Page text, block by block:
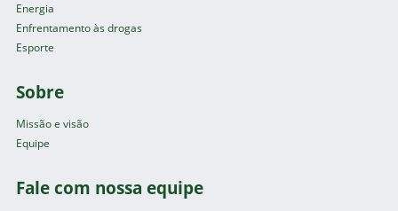
Energia
Enfrentamento às drogas
Esporte
Sobre
Missão e visão
Equipe
Fale com nossa equipe